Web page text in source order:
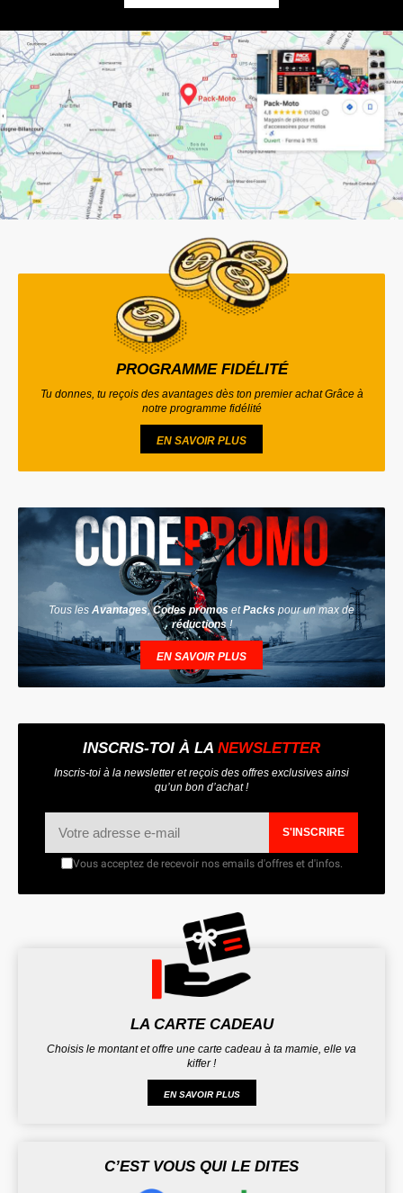
PROGRAMME FIDÉLITÉ
Tu donnes, tu reçois des avantages dès ton premier achat Grâce à
notre programme fidélité
EN SAVOIR PLUS
Tous les Avantages,Codes promos etPacks pour un max de
réductions !
EN SAVOIR PLUS
INSCRIS-TOI À LA NEWSLETTER
Inscris-toi à la newsletter et reçois des offres exclusives ainsi
qu’un bon d’achat !
S'INSCRIRE
Vous acceptez de recevoir nos emails d'offres et d'infos.
LA CARTE CADEAU
Choisis le montant et offre une carte cadeau à ta mamie, elle va
kiffer !
EN SAVOIR PLUS
C’EST VOUS QUI LE DITES